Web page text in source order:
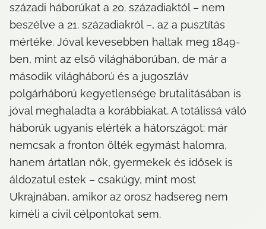
századi háborúkat a 20. századiaktól – nem
beszélve a 21. századiakról –, az a pusztítás
mértéke. Jóval kevesebben haltak meg 1849-
ben, mint az első világháborúban, de már a
második világháború és a jugoszláv
polgárháború kegyetlensége brutalitásában is
jóval meghaladta a korábbiakat. A totálissá váló
háborúk ugyanis elérték a hátországot: már
nemcsak a fronton ölték egymást halomra,
hanem ártatlan nők, gyermekek és idősek is
áldozatul estek – csakúgy, mint most
Ukrajnában, amikor az orosz hadsereg nem
kíméli a civil célpontokat sem.